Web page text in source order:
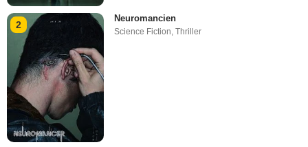
2
Neuromancien
Science Fiction ,Thriller